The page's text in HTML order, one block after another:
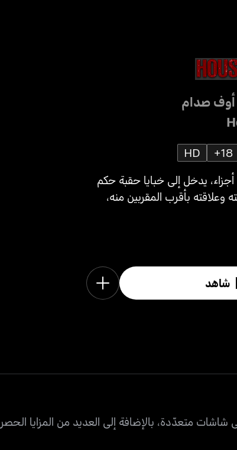
صدام
18+
HD
يدخل إلى خبايا حقبة حكم
وعلاقته بأقرب المقربين منه،
شاهد
متعدّدة، بالإضافة إلى العديد من المزايا